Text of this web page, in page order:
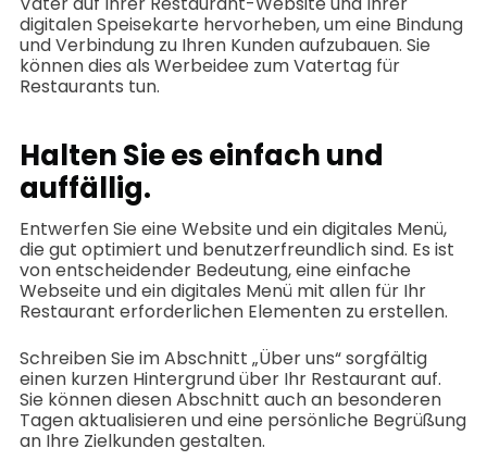
digitalen Speisekarte hervorheben, um eine Bindung
und Verbindung zu Ihren Kunden aufzubauen. Sie
können dies als Werbeidee zum Vatertag für
Restaurants tun.
Halten Sie es einfach und
auffällig.
Entwerfen Sie eine Website und ein digitales Menü,
die gut optimiert und benutzerfreundlich sind. Es ist
von entscheidender Bedeutung, eine einfache
Webseite und ein digitales Menü mit allen für Ihr
Restaurant erforderlichen Elementen zu erstellen.
Schreiben Sie im Abschnitt „Über uns“ sorgfältig
einen kurzen Hintergrund über Ihr Restaurant auf.
Sie können diesen Abschnitt auch an besonderen
Tagen aktualisieren und eine persönliche Begrüßung
an Ihre Zielkunden gestalten.